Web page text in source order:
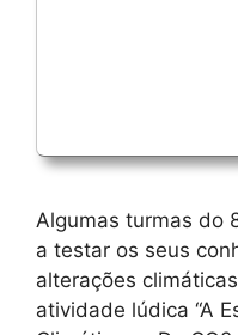
Algumas turmas do
a testar os seus
alterações
atividade lúdica “A